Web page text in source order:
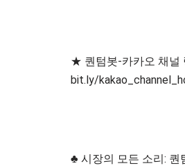
★ 퀀텀봇-카카오 채널
bit.ly/
♣ 시장의 모든 소리: 퀀